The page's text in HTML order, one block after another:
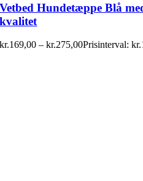
Vetbed Hundetæppe Blå
kvalitet
kr.169,00 – kr.275,00Prisinterval: